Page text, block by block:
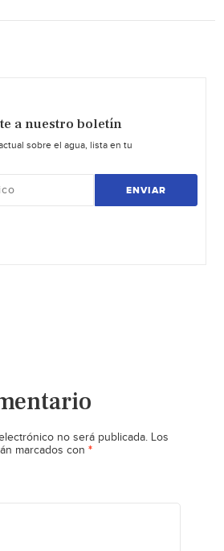
a nuestro boletín
sobre el agua, lista en tu
ENVIAR
no será publicada. Los
marcados con *